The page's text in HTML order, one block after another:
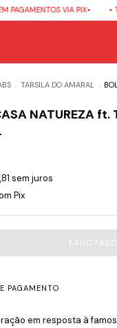
VIA PIX• • TÁ
. TARSILA DO AMARAL .
NATUREZA ft.
sem juros
Pix
PAGAMENTO
em resposta à